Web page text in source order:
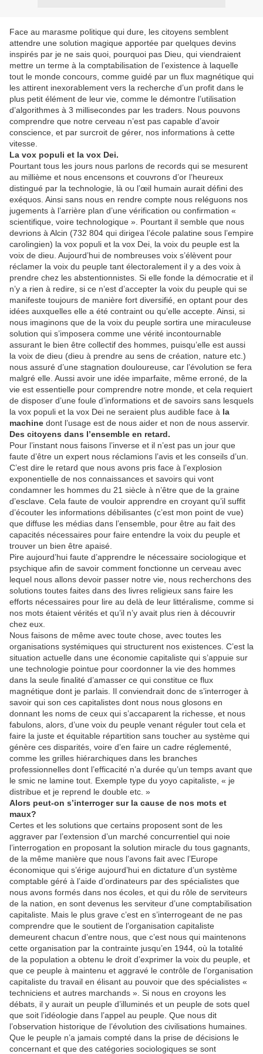
Face au marasme politique qui dure, les citoyens semblent
attendre une solution magique apportée par quelques devins
inspirés par je ne sais quoi, pourquoi pas Dieu, qui viendraient
mettre un terme à la comptabilisation de l’existence à laquelle
tout le monde concours, comme guidé par un flux magnétique qui
les attirent inexorablement vers la recherche d’un profit dans le
plus petit élément de leur vie, comme le démontre l’utilisation
d’algorithmes à 3 millisecondes par les traders. Nous pouvons
comprendre que notre cerveau n’est pas capable d’avoir
conscience, et par surcroit de gérer, nos informations à cette
vitesse.
La vox populi et la vox Dei.
Pourtant tous les jours nous parlons de records qui se mesurent
au millième et nous encensons et couvrons d’or l’heureux
distingué par la technologie, là ou l’œil humain aurait défini des
exéquos. Ainsi sans nous en rendre compte nous reléguons nos
jugements à l’arrière plan d’une vérification ou confirmation «
scientifique, voire technologique ». Pourtant il semble que nous
devrions à Alcin (732 804 qui dirigea l’école palatine sous l’empire
carolingien) la vox populi et la vox Dei, la voix du peuple est la
voix de dieu. Aujourd’hui de nombreuses voix s’élèvent pour
réclamer la voix du peuple tant électoralement il y a des voix à
prendre chez les abstentionnistes. Si elle fonde la démocratie et il
n’y a rien à redire, si ce n’est d’accepter la voix du peuple qui se
manifeste toujours de manière fort diversifié, en optant pour des
idées auxquelles elle a été contraint ou qu’elle accepte. Ainsi, si
nous imaginons que de la voix du peuple sortira une miraculeuse
solution qui s’imposera comme une vérité incontournable
assurant le bien être collectif des hommes, puisqu’elle est aussi
la voix de dieu (dieu à prendre au sens de création, nature etc.)
nous assuré d’une stagnation douloureuse, car l’évolution se fera
malgré elle. Aussi avoir une idée imparfaite, même erroné, de la
vie est essentielle pour comprendre notre monde, et cela requiert
de disposer d’une foule d’informations et de savoirs sans lesquels
la vox populi et la vox Dei ne seraient plus audible face à la
machine dont l’usage est de nous aider et non de nous asservir.
Des citoyens dans l’ensemble en retard.
Pour l’instant nous faisons l’inverse et il n’est pas un jour que
faute d’être un expert nous réclamions l’avis et les conseils d’un.
C’est dire le retard que nous avons pris face à l’explosion
exponentielle de nos connaissances et savoirs qui vont
condamner les hommes du 21 siècle à n’être que de la graine
d’esclave. Cela faute de vouloir apprendre en croyant qu’il suffit
d’écouter les informations débilisantes (c’est mon point de vue)
que diffuse les médias dans l’ensemble, pour être au fait des
capacités nécessaires pour faire entendre la voix du peuple et
trouver un bien être apaisé.
Pire aujourd’hui faute d’apprendre le nécessaire sociologique et
psychique afin de savoir comment fonctionne un cerveau avec
lequel nous allons devoir passer notre vie, nous recherchons des
solutions toutes faites dans des livres religieux sans faire les
efforts nécessaires pour lire au delà de leur littéralisme, comme si
nos mots étaient vérités et qu’il n’y avait plus rien à découvrir
chez eux.
Nous faisons de même avec toute chose, avec toutes les
organisations systémiques qui structurent nos existences. C’est la
situation actuelle dans une économie capitaliste qui s’appuie sur
une technologie pointue pour coordonner la vie des hommes
dans la seule finalité d’amasser ce qui constitue ce flux
magnétique dont je parlais. Il conviendrait donc de s’interroger à
savoir qui son ces capitalistes dont nous nous glosons en
donnant les noms de ceux qui s’accaparent la richesse, et nous
fabulons, alors, d’une voix du peuple venant réguler tout cela et
faire la juste et équitable répartition sans toucher au système qui
génère ces disparités, voire d’en faire un cadre réglementé,
comme les grilles hiérarchiques dans les branches
professionnelles dont l’efficacité n’a durée qu’un temps avant que
le smic ne lamine tout. Exemple type du yoyo capitaliste, « je
distribue et je reprend le double etc. »
Alors peut-on s’interroger sur la cause de nos mots et
maux?
Certes et les solutions que certains proposent sont de les
aggraver par l’extension d’un marché concurrentiel qui noie
l’interrogation en proposant la solution miracle du tous gagnants,
de la même manière que nous l’avons fait avec l’Europe
économique qui s’érige aujourd’hui en dictature d’un système
comptable géré à l’aide d’ordinateurs par des spécialistes que
nous avons formés dans nos écoles, et qui du rôle de serviteurs
de la nation, en sont devenus les serviteur d’une comptabilisation
capitaliste. Mais le plus grave c’est en s’interrogeant de ne pas
comprendre que le soutient de l’organisation capitaliste
demeurent chacun d’entre nous, que c’est nous qui maintenons
cette organisation par la contrainte jusqu’en 1944, où la totalité
de la population a obtenu le droit d’exprimer la voix du peuple, et
que ce peuple à maintenu et aggravé le contrôle de l’organisation
capitaliste du travail en élisant au pouvoir que des spécialistes «
techniciens et autres marchands ». Si nous en croyons les
débats, il y aurait un peuple d’illuminés et un peuple de sots quel
que soit l’idéologie dans l’appel au peuple. Que nous dit
l’observation historique de l’évolution des civilisations humaines.
Que le peuple n’a jamais compté dans la prise de décisions le
concernant et que des catégories sociologiques se sont